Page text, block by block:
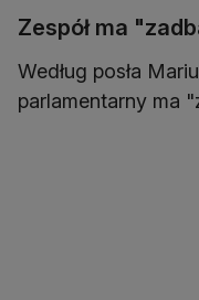
Zespół ma
Według posła
parlamentarny ma